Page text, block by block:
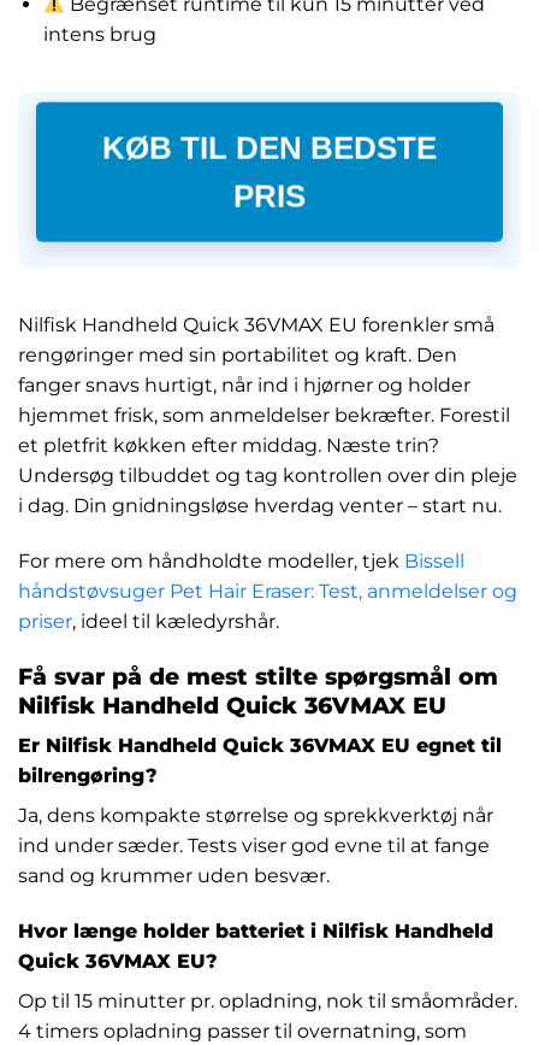
intens brug
KØB TIL DEN BEDSTE
PRIS
Nilfisk Handheld Quick 36VMAX EU forenkler små
rengøringer med sin portabilitet og kraft. Den
fanger snavs hurtigt, når ind i hjørner og holder
hjemmet frisk, som anmeldelser bekræfter. Forestil
et pletfrit køkken efter middag. Næste trin?
Undersøg tilbuddet og tag kontrollen over din pleje
i dag. Din gnidningsløse hverdag venter – start nu.
For mere om håndholdte modeller, tjek Bissell
håndstøvsuger Pet Hair Eraser: Test, anmeldelser og
priser, ideel til kæledyrshår.
Få svar på de mest stilte spørgsmål om
Nilfisk Handheld Quick 36VMAX EU
Er Nilfisk Handheld Quick 36VMAX EU egnet til
bilrengøring?
Ja, dens kompakte størrelse og sprekkverktøj når
ind under sæder. Tests viser god evne til at fange
sand og krummer uden besvær.
Hvor længe holder batteriet i Nilfisk Handheld
Quick 36VMAX EU?
Op til 15 minutter pr. opladning, nok til småområder.
4 timers opladning passer til overnatning, som